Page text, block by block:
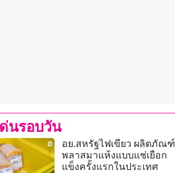
นรอบวัน
อย.สหรัฐไฟเขียว ผลิตภัณฑ์
พลาสมาแห้งแบบแช่เยือก
แข็งครั้งแรกในประเทศ